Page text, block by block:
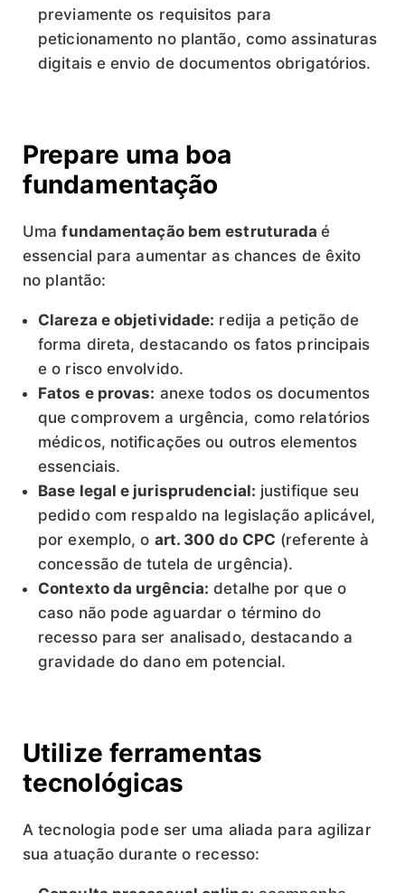
previamente os requisitos para
peticionamento no plantão, como assinaturas
digitais e envio de documentos obrigatórios.
Prepare uma boa
fundamentação
Umafundamentação bem estruturadaé
essencial para aumentar as chances de êxito
no plantão:
Clareza e objetividade: redija a petição de
forma direta, destacando os fatos principais
e o risco envolvido.
Fatos e provas: anexe todos os documentos
que comprovem a urgência, como relatórios
médicos, notificações ou outros elementos
essenciais.
Base legal e jurisprudencial: justifique seu
pedido com respaldo na legislação aplicável,
por exemplo, o art. 300 do CPC (referente à
concessão de tutela de urgência).
Contexto da urgência: detalhe por que o
caso não pode aguardar o término do
recesso para ser analisado, destacando a
gravidade do dano em potencial.
Utilize ferramentas
tecnológicas
A tecnologia pode ser uma aliada para agilizar
sua atuação durante o recesso: